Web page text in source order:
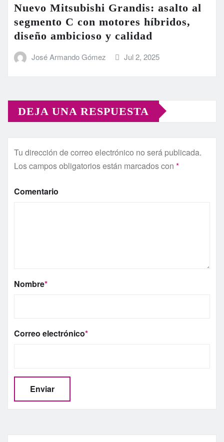
Nuevo Mitsubishi Grandis: asalto al
segmento C con motores híbridos,
diseño ambicioso y calidad
José Armando Gómez Jul 2, 2025
DEJA UNA RESPUESTA
Tu dirección de correo electrónico no será publicada.
Los campos obligatorios están marcados con *
Comentario
Nombre*
Correo electrónico*